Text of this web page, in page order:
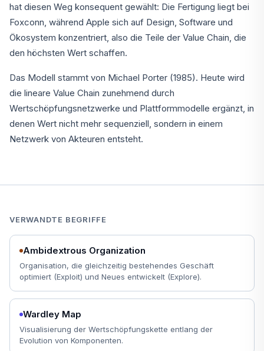
hat diesen Weg konsequent gewählt: Die Fertigung liegt bei
Foxconn, während Apple sich auf Design, Software und
Ökosystem konzentriert, also die Teile der Value Chain, die
den höchsten Wert schaffen.
Das Modell stammt von Michael Porter (1985). Heute wird
die lineare Value Chain zunehmend durch
Wertschöpfungsnetzwerke und Plattformmodelle ergänzt, in
denen Wert nicht mehr sequenziell, sondern in einem
Netzwerk von Akteuren entsteht.
VERWANDTE BEGRIFFE
Ambidextrous Organization
Organisation, die gleichzeitig bestehendes Geschäft
optimiert (Exploit) und Neues entwickelt (Explore).
Wardley Map
Visualisierung der Wertschöpfungskette entlang der
Evolution von Komponenten.